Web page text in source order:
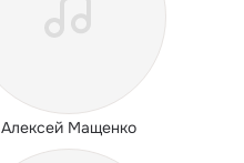
Алексей Мащенко